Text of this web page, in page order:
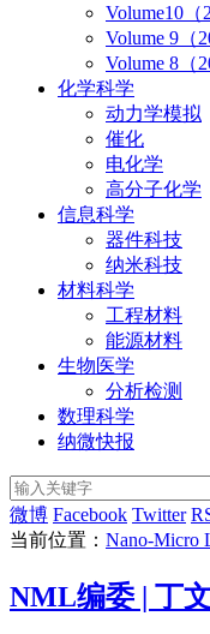
Volume10（
Volume 9（
Volume 8（
化学科学
动力学模拟
催化
电化学
高分子化学
信息科学
器件科技
纳米科技
材料科学
工程材料
能源材料
生物医学
分析检测
数理科学
纳微快报
微博 Facebook Twitter
当前位置： Nano-Micro
NML编委 | 丁